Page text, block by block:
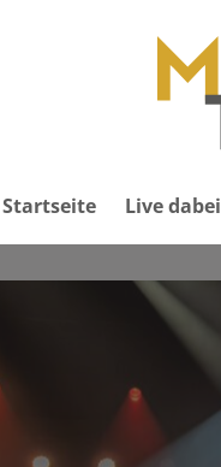
Startseite Live dabei